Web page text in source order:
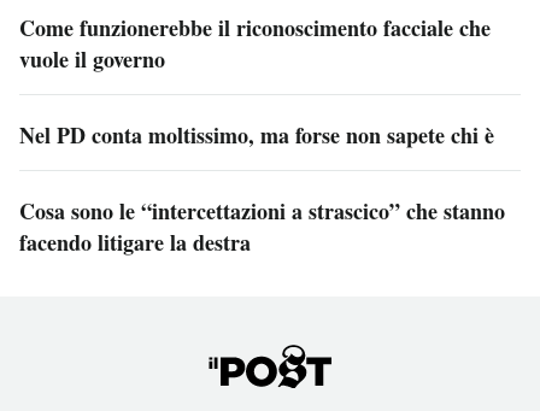
Come funzionerebbe il riconoscimento facciale che
vuole il governo
Nel PD conta moltissimo, ma forse non sapete chi è
Cosa sono le “intercettazioni a strascico” che stanno
facendo litigare la destra